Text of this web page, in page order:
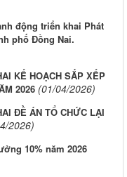
động triển khai Phát
phố Đồng Nai.
KẾ HOẠCH SẮP XẾP
2026 (01/04/2026)
ĐỀ ÁN TỔ CHỨC LẠI
2026)
10% năm 2026